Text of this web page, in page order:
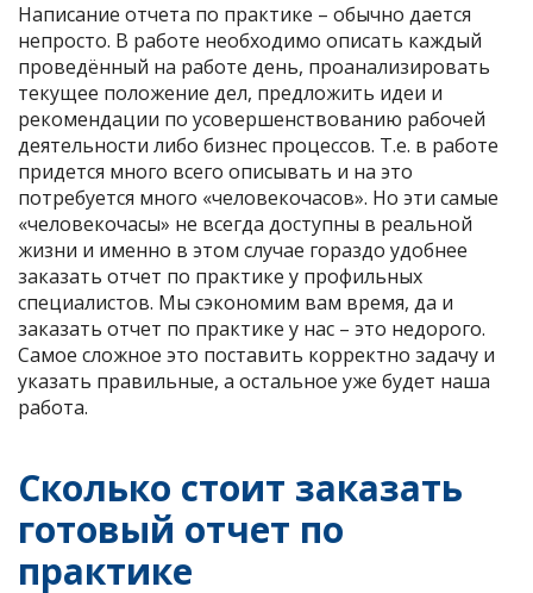
Написание отчета по практике – обычно дается
непросто. В работе необходимо описать каждый
проведённый на работе день, проанализировать
текущее положение дел, предложить идеи и
рекомендации по усовершенствованию рабочей
деятельности либо бизнес процессов. Т.е. в работе
придется много всего описывать и на это
потребуется много «человекочасов». Но эти самые
«человекочасы» не всегда доступны в реальной
жизни и именно в этом случае гораздо удобнее
заказать отчет по практике у профильных
специалистов. Мы сэкономим вам время, да и
заказать отчет по практике у нас – это недорого.
Самое сложное это поставить корректно задачу и
указать правильные, а остальное уже будет наша
работа.
Сколько стоит заказать
готовый отчет по
практике